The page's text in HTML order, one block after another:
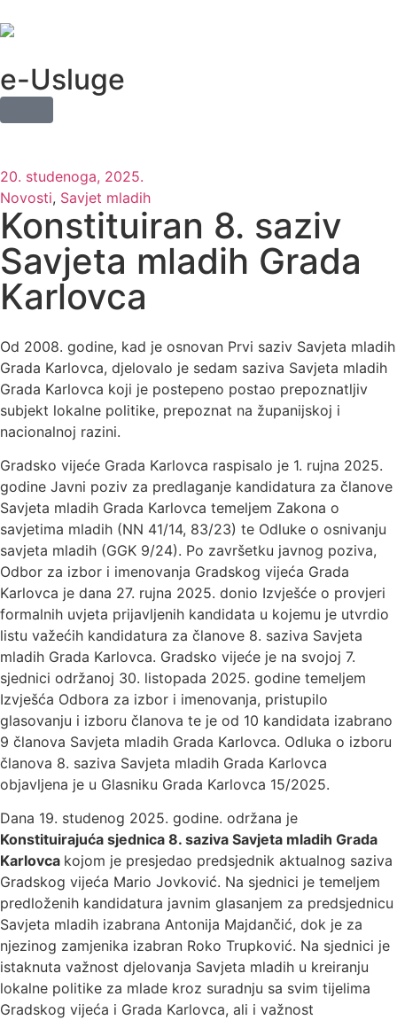
e-Usluge
20. studenoga, 2025.
Novosti, Savjet mladih
Konstituiran 8. saziv
Savjeta mladih Grada
Karlovca
Od 2008. godine, kad je osnovan Prvi saziv Savjeta mladih
Grada Karlovca, djelovalo je sedam saziva Savjeta mladih
Grada Karlovca koji je postepeno postao prepoznatljiv
subjekt lokalne politike, prepoznat na županijskoj i
nacionalnoj razini.
Gradsko vijeće Grada Karlovca raspisalo je 1. rujna 2025.
godine Javni poziv za predlaganje kandidatura za članove
Savjeta mladih Grada Karlovca temeljem Zakona o
savjetima mladih (NN 41/14, 83/23) te Odluke o osnivanju
savjeta mladih (GGK 9/24). Po završetku javnog poziva,
Odbor za izbor i imenovanja Gradskog vijeća Grada
Karlovca je dana 27. rujna 2025. donio Izvješće o provjeri
formalnih uvjeta prijavljenih kandidata u kojemu je utvrdio
listu važećih kandidatura za članove 8. saziva Savjeta
mladih Grada Karlovca. Gradsko vijeće je na svojoj 7.
sjednici održanoj 30. listopada 2025. godine temeljem
Izvješća Odbora za izbor i imenovanja, pristupilo
glasovanju i izboru članova te je od 10 kandidata izabrano
9 članova Savjeta mladih Grada Karlovca. Odluka o izboru
članova 8. saziva Savjeta mladih Grada Karlovca
objavljena je u Glasniku Grada Karlovca 15/2025.
Dana 19. studenog 2025. godine. održana je
Konstituirajuća sjednica 8. saziva Savjeta mladih Grada
Karlovca kojom je presjedao predsjednik aktualnog saziva
Gradskog vijeća Mario Jovković. Na sjednici je temeljem
predloženih kandidatura javnim glasanjem za predsjednicu
Savjeta mladih izabrana Antonija Majdančić, dok je za
njezinog zamjenika izabran Roko Trupković. Na sjednici je
istaknuta važnost djelovanja Savjeta mladih u kreiranju
lokalne politike za mlade kroz suradnju sa svim tijelima
Gradskog vijeća i Grada Karlovca, ali i važnost